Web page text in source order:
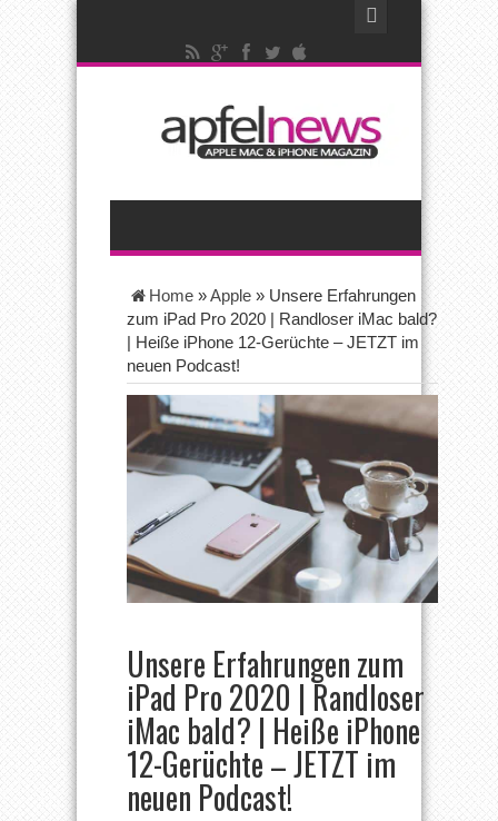
Home »Apple » Unsere Erfahrungen
zum iPad Pro 2020 | Randloser iMac bald?
| Heiße iPhone 12-Gerüchte – JETZT im
neuen Podcast!
Unsere Erfahrungen zum
iPad Pro 2020 | Randloser
iMac bald? | Heiße iPhone
12-Gerüchte – JETZT im
neuen Podcast!